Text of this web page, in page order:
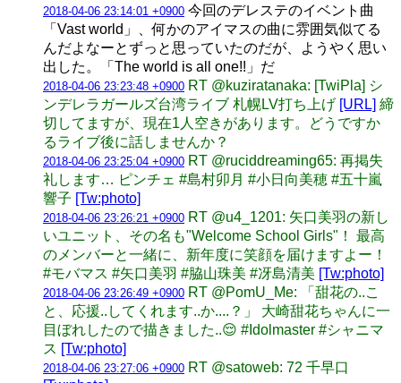
2018-04-06 23:14:01 +0900 今回のデレステのイベント曲
「Vast world」、何かのアイマスの曲に雰囲気似てる
んだよなーとずっと思っていたのだが、ようやく思い
出した。「The world is all one!!」だ
2018-04-06 23:23:48 +0900 RT @kuziratanaka: [TwiPla] シ
ンデレラガールズ台湾ライブ 札幌LV打ち上げ [URL] 締
切してますが、現在1人空きがあります。どうですか
るライブ後に話しませんか？
2018-04-06 23:25:04 +0900 RT @ruciddreaming65: 再掲失
礼します… ピンチェ #島村卯月 #小日向美穂 #五十嵐
響子 [Tw:photo]
2018-04-06 23:26:21 +0900 RT @u4_1201: 矢口美羽の新し
いユニット、その名も"Welcome School Girls"！ 最高
のメンバーと一緒に、新年度に笑顔を届けますよー！
#モバマス #矢口美羽 #脇山珠美 #冴島清美 [Tw:photo]
2018-04-06 23:26:49 +0900 RT @PomU_Me: 「甜花の..こ
と、応援..してくれます..か....？」 大崎甜花ちゃんに一
目ぼれしたので描きました..😌 #Idolmaster #シャニマ
ス [Tw:photo]
2018-04-06 23:27:06 +0900 RT @satoweb: 72 千早口